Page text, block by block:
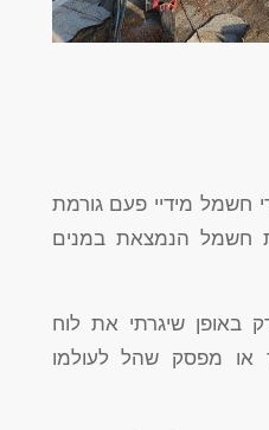
חשמל מידיי פעם גורמת
חשמל הנמצאת במנים
באופן שיגרתי את לוח
מפסק שהל לעולמו